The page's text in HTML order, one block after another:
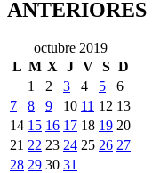
ANTERIORES
octubre 2019
L M X J V S D
1
2 3 4 5
6
7
8 9 10 11 12 13
14 15 16 17 18 19 20
21 22 23 24 25 26 27
28 29 30 31